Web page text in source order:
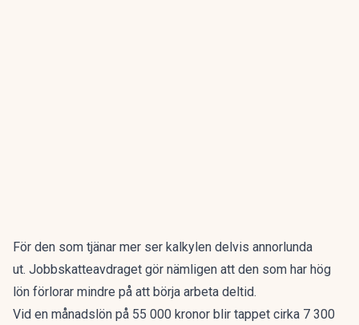
För den som tjänar mer ser kalkylen delvis annorlunda
ut. Jobbskatteavdraget gör nämligen att den som har hög
lön förlorar mindre på att börja arbeta deltid.
Vid en månadslön på 55 000 kronor blir tappet cirka 7 300